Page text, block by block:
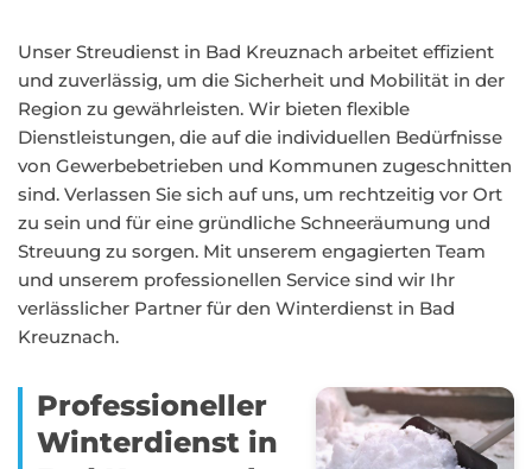
Unser Streudienst in Bad Kreuznach arbeitet effizient
und zuverlässig, um die Sicherheit und Mobilität in der
Region zu gewährleisten. Wir bieten flexible
Dienstleistungen, die auf die individuellen Bedürfnisse
von Gewerbebetrieben und Kommunen zugeschnitten
sind. Verlassen Sie sich auf uns, um rechtzeitig vor Ort
zu sein und für eine gründliche Schneeräumung und
Streuung zu sorgen. Mit unserem engagierten Team
und unserem professionellen Service sind wir Ihr
verlässlicher Partner für den Winterdienst in Bad
Kreuznach.
Professioneller
Winterdienst in